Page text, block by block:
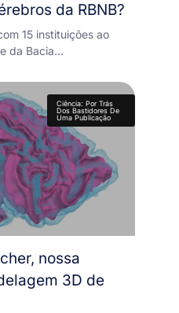
da RBNB?
15 instituições ao
da Bacia…
Ciência: Por Trás
Dos Bastidores De
Uma Publicação
nossa
3D de